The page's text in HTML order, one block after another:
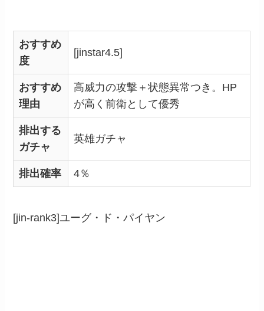
おすすめ
度
[jinstar4.5]
おすすめ
理由
高威力の攻撃＋状態異常つき。HP
が高く前衛として優秀
排出する
ガチャ
英雄ガチャ
排出確率 4％
[jin-rank3]ユーグ・ド・パイヤン